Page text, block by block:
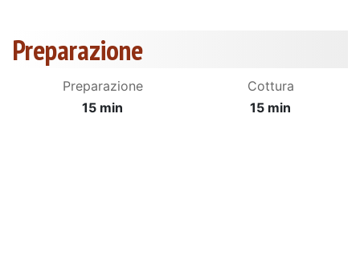
Preparazione
Preparazione
15 min
Cottura
15 min